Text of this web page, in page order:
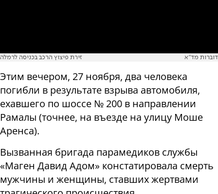
זירת פיצוץ הרכב בכניסה לרמלה דוברות מד"א
Этим вечером, 27 ноября, два человека
погибли в результате взрыва автомобиля,
ехавшего по шоссе № 200 в направлении
Рамалы (точнее, на въезде на улицу Моше
Аренса).
Вызванная бригада парамедиков службы
«Маген Давид Адом» констатировала смерть
мужчины и женщины, ставших жертвами